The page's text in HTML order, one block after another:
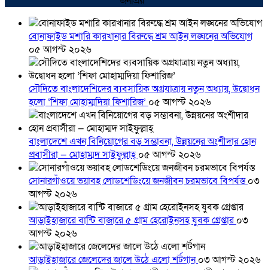
বোনাফাইড মশারি কারখানার বিরুদ্ধে শ্রম আইন লঙ্ঘনের অভিযোগ
০৫ আগস্ট ২০২৬
সৌদিতে বাংলাদেশিদের ব্যবসায়িক অগ্রযাত্রায় নতুন অধ্যায়, উদ্বোধন
হলো ‘শিফা মোহাম্মদিয়া ফিশারিজ’ ০৫ আগস্ট ২০২৬
বাংলাদেশে এখন বিনিয়োগের বড় সম্ভাবনা, উন্নয়নের অংশীদার হোন
প্রবাসীরা — মোহাম্মদ সাইফুল্লাহ্০৫ আগস্ট ২০২৬
সোনারগাঁওয়ে ভয়াবহ লোডশেডিংয়ে জনজীবন চরমভাবে বিপর্যস্ত০৩
আগস্ট ২০২৬
আড়াইহাজারে বান্টি বাজারে ৫ গ্রাম হেরোইনসহ যুবক গ্রেপ্তার০৩
আগস্ট ২০২৬
আড়াইহাজারে জেলেদের জালে উঠে এলো শর্টগান০৩ আগস্ট ২০২৬